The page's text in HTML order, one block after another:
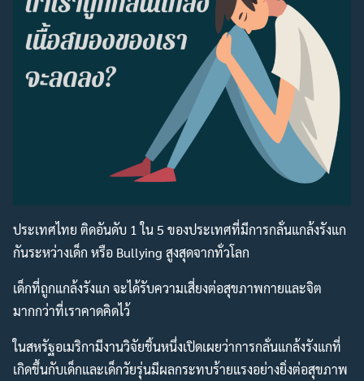
ประเทศไทย ติดอันดับ 1 ใน 5 ของประเทศที่มีการกลั่นแกล้งรังแก
กันระหว่างเด็ก หรือ Bullying สูงสุดจากทั่วโลก
เด็กที่ถูกแกล้งรังแก จะได้รับความเสี่ยงต่อสุขภาพกายและจิต
มากกว่าที่เราคาดคิดไว้
ในสหรัฐอเมริกามีงานวิจัยชิ้นหนึ่งเปิดเผยว่าการกลั่นแกล้งรังแกที่
เกิดขึ้นกับเด็กและเด็กวัยรุ่นมีผลกระทบร้ายแรงอย่างยิ่งต่อสุขภาพ